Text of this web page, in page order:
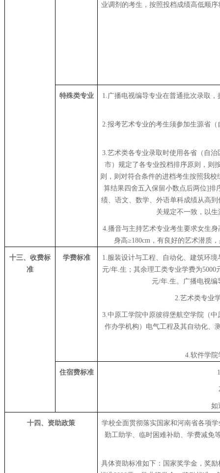
业调剂的考生，按照投档成绩高低顺
特殊类专业 1.广播电视编导专业在普通批次录取
2.报考艺术专业的考生须参加生源省
3.艺术类各专业录取时使用各省（自
市）规定了各专业投档排序原则，则
则，则对符合条件的进档考生按照我
算结果四舍五入保留小数点后两位]排
绩、语文、数学、外语单科成绩从高
关规定不一致，以
4.播音与主持艺术专业考生要求女生
身高≥180cm，有良好的艺术潜质
十三、收费标
准
学费标准
1.服装设计与工程、自动化、建筑环
元/年.生；其余理工类专业学费为
元/年.生。广播电视编
2.艺术类专业
3.中原工学院中原彼得堡航空学院（
作办学机构）电气工程及其自动化、
4.软件学院
住宿费标准
如
十四、资助政策
学校全面贯彻落实国家和河南省各项
勤工助学、临时困难补助、学费减免
具体资助标准如下：国家奖学金，奖励